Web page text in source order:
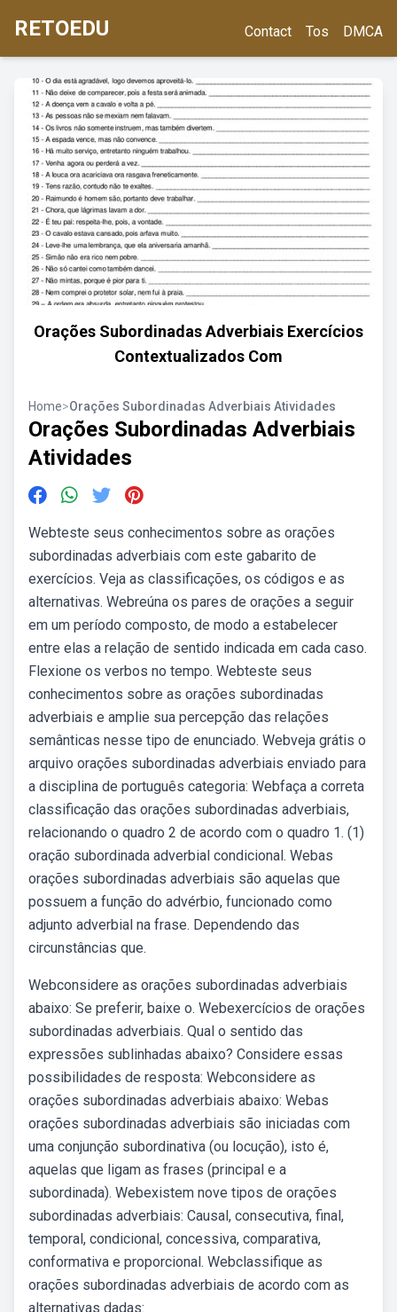
RETOEDU Contact Tos DMCA
Orações Subordinadas Adverbiais Exercícios
Contextualizados Com
Home>Orações Subordinadas Adverbiais Atividades
Orações Subordinadas Adverbiais
Atividades
Webteste seus conhecimentos sobre as orações
subordinadas adverbiais com este gabarito de
exercícios. Veja as classificações, os códigos e as
alternativas. Webreúna os pares de orações a seguir
em um período composto, de modo a estabelecer
entre elas a relação de sentido indicada em cada caso.
Flexione os verbos no tempo. Webteste seus
conhecimentos sobre as orações subordinadas
adverbiais e amplie sua percepção das relações
semânticas nesse tipo de enunciado. Webveja grátis o
arquivo orações subordinadas adverbiais enviado para
a disciplina de português categoria: Webfaça a correta
classificação das orações subordinadas adverbiais,
relacionando o quadro 2 de acordo com o quadro 1. (1)
oração subordinada adverbial condicional. Webas
orações subordinadas adverbiais são aquelas que
possuem a função do advérbio, funcionado como
adjunto adverbial na frase. Dependendo das
circunstâncias que.
Webconsidere as orações subordinadas adverbiais
abaixo: Se preferir, baixe o. Webexercícios de orações
subordinadas adverbiais. Qual o sentido das
expressões sublinhadas abaixo? Considere essas
possibilidades de resposta: Webconsidere as
orações subordinadas adverbiais abaixo: Webas
orações subordinadas adverbiais são iniciadas com
uma conjunção subordinativa (ou locução), isto é,
aquelas que ligam as frases (principal e a
subordinada). Webexistem nove tipos de orações
subordinadas adverbiais: Causal, consecutiva, final,
temporal, condicional, concessiva, comparativa,
conformativa e proporcional. Webclassifique as
orações subordinadas adverbiais de acordo com as
alternativas dadas: